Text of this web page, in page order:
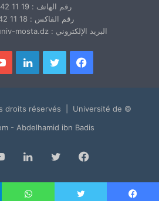
رقم الهاتف : 19 11 42 045
رقم الفاكس : 18 11 42 045
البريد الإلكتروني : webmaster@univ-mosta.dz
فيسبوك تويتر
droits réservés | Université de
- Abdelhamid ibn Badis
فيسبوك تويتر